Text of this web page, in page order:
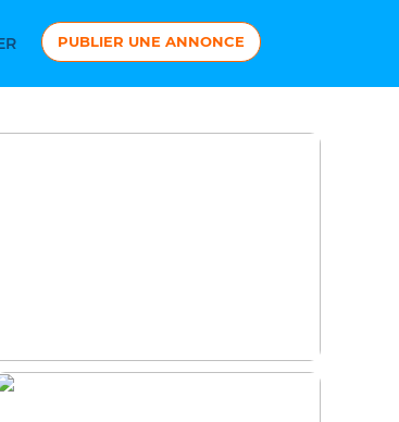
PUBLIER UNE ANNONCE